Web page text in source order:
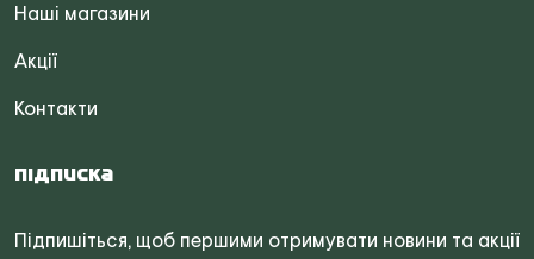
Наші магазини
Акції
Контакти
Підписка
Підпишіться, щоб першими отримувати новини та акції